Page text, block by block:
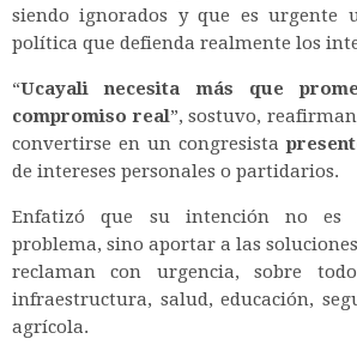
siendo ignorados y que es urgente
política que defienda realmente los
“Ucayali necesita más que
compromiso real”, sostuvo,
convertirse en un congresista
de intereses personales o partidarios.
Enfatizó que su intención no es
problema, sino aportar a las
reclaman con urgencia, sobre
infraestructura, salud, educación,
agrícola.